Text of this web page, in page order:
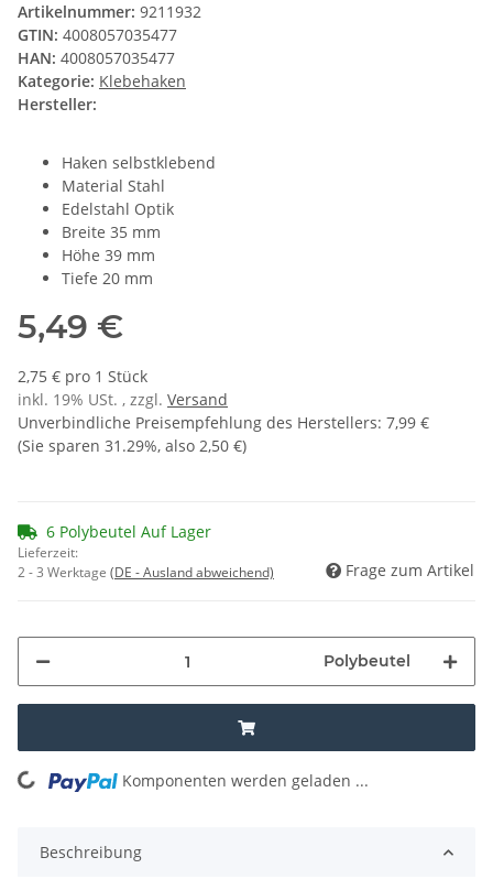
Artikelnummer: 9211932
GTIN: 4008057035477
HAN: 4008057035477
Kategorie: Klebehaken
Hersteller:
Haken selbstklebend
Material Stahl
Edelstahl Optik
Breite 35 mm
Höhe 39 mm
Tiefe 20 mm
5,49 €
2,75 € pro 1 Stück
inkl. 19% USt. , zzgl. Versand
Unverbindliche Preisempfehlung des Herstellers: 7,99 €
(Sie sparen 31.29%, also 2,50 €)
6 Polybeutel Auf Lager
Lieferzeit:
2 - 3 Werktage (DE - Ausland abweichend) Frage zum Artikel
Polybeutel
Loading... Komponenten werden geladen ...
Beschreibung